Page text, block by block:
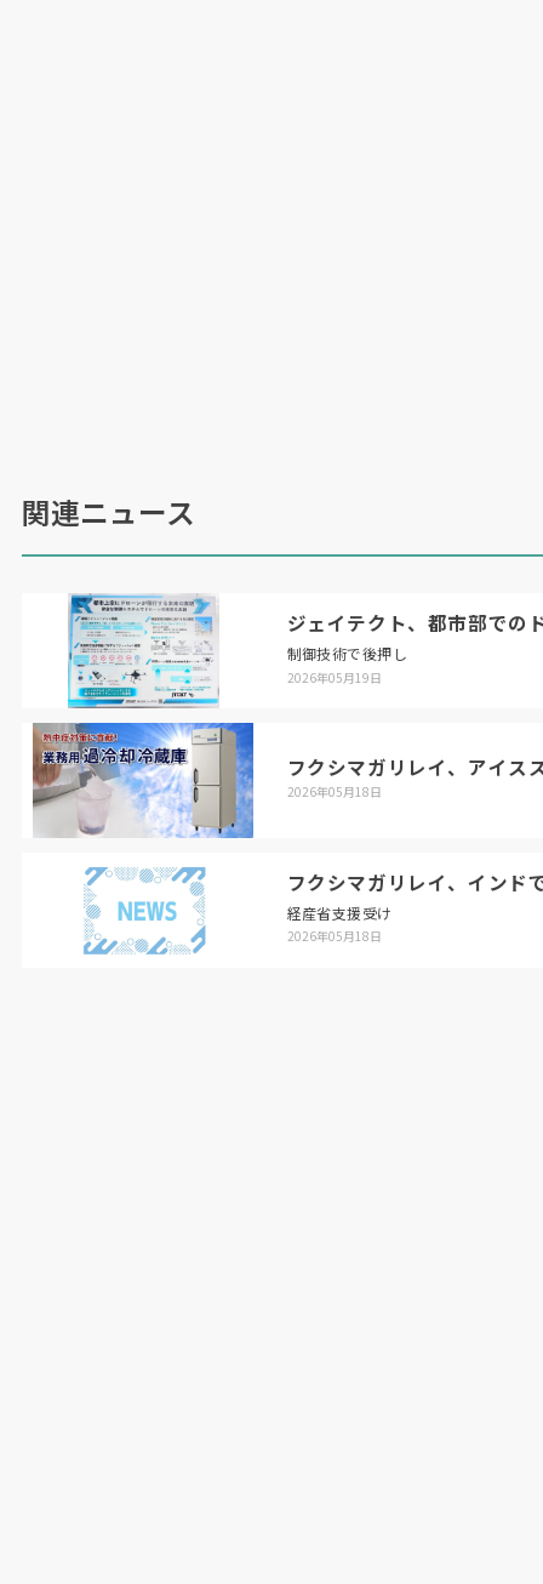
関連ニュース
ジェイテクト、都市部での
制御技術で後押し
2026年05月19日
フクシマガリレイ、アイス
2026年05月18日
フクシマガリレイ、インド
経産省支援受け
2026年05月18日